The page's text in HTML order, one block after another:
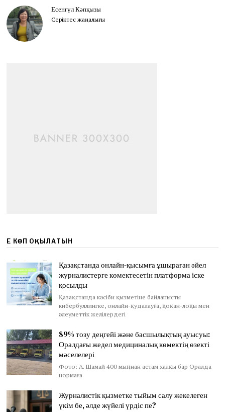
Есенгүл Кәпқызы
Серіктес жаңалығы
ЕҢ КӨП ОҚЫЛАТЫН
Қазақстанда онлайн-қысымға ұшыраған әйел
журналистерге көмектесетін платформа іске
қосылды
Қазақстанда кәсіби қызметіне байланысты
кибербуллингке, онлайн-қудалауға, қоқан-лоқы мен
әлеуметтік желілердегі
89% тозу деңгейі және басшылықтың ауысуы:
Оралдағы жедел медициналық көмектің өзекті
мәселелері
Фото: А. Шамай 400 мыңнан астам халқы бар Оралда
нормаға
Журналистік қызметке тыйым салу жекелеген
үкім бе, әлде жүйелі үрдіс пе?